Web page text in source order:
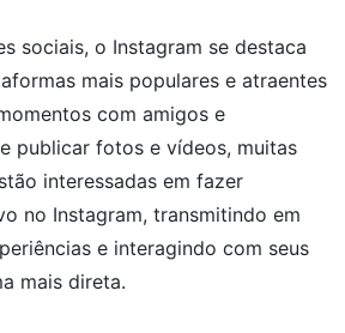
sociais, o Instagram se destaca
mais populares e atraentes
com amigos e
publicar fotos e vídeos, muitas
interessadas em fazer
no Instagram, transmitindo em
e interagindo com seus
mais direta.